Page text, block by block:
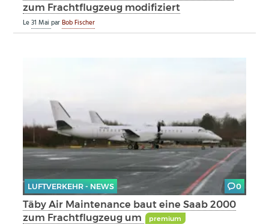
zum Frachtflugzeug modifiziert
Le31 MaiparBob Fischer
LUFTVERKEHR - NEWS 0
Täby Air Maintenance baut eine Saab 2000
zum Frachtflugzeug um
premium